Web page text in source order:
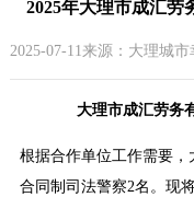
2025年大理市成汇劳
2025-07-11来源：大理城
大理市成汇劳务
根据合作单位工作需要
合同制司法警察2名。现